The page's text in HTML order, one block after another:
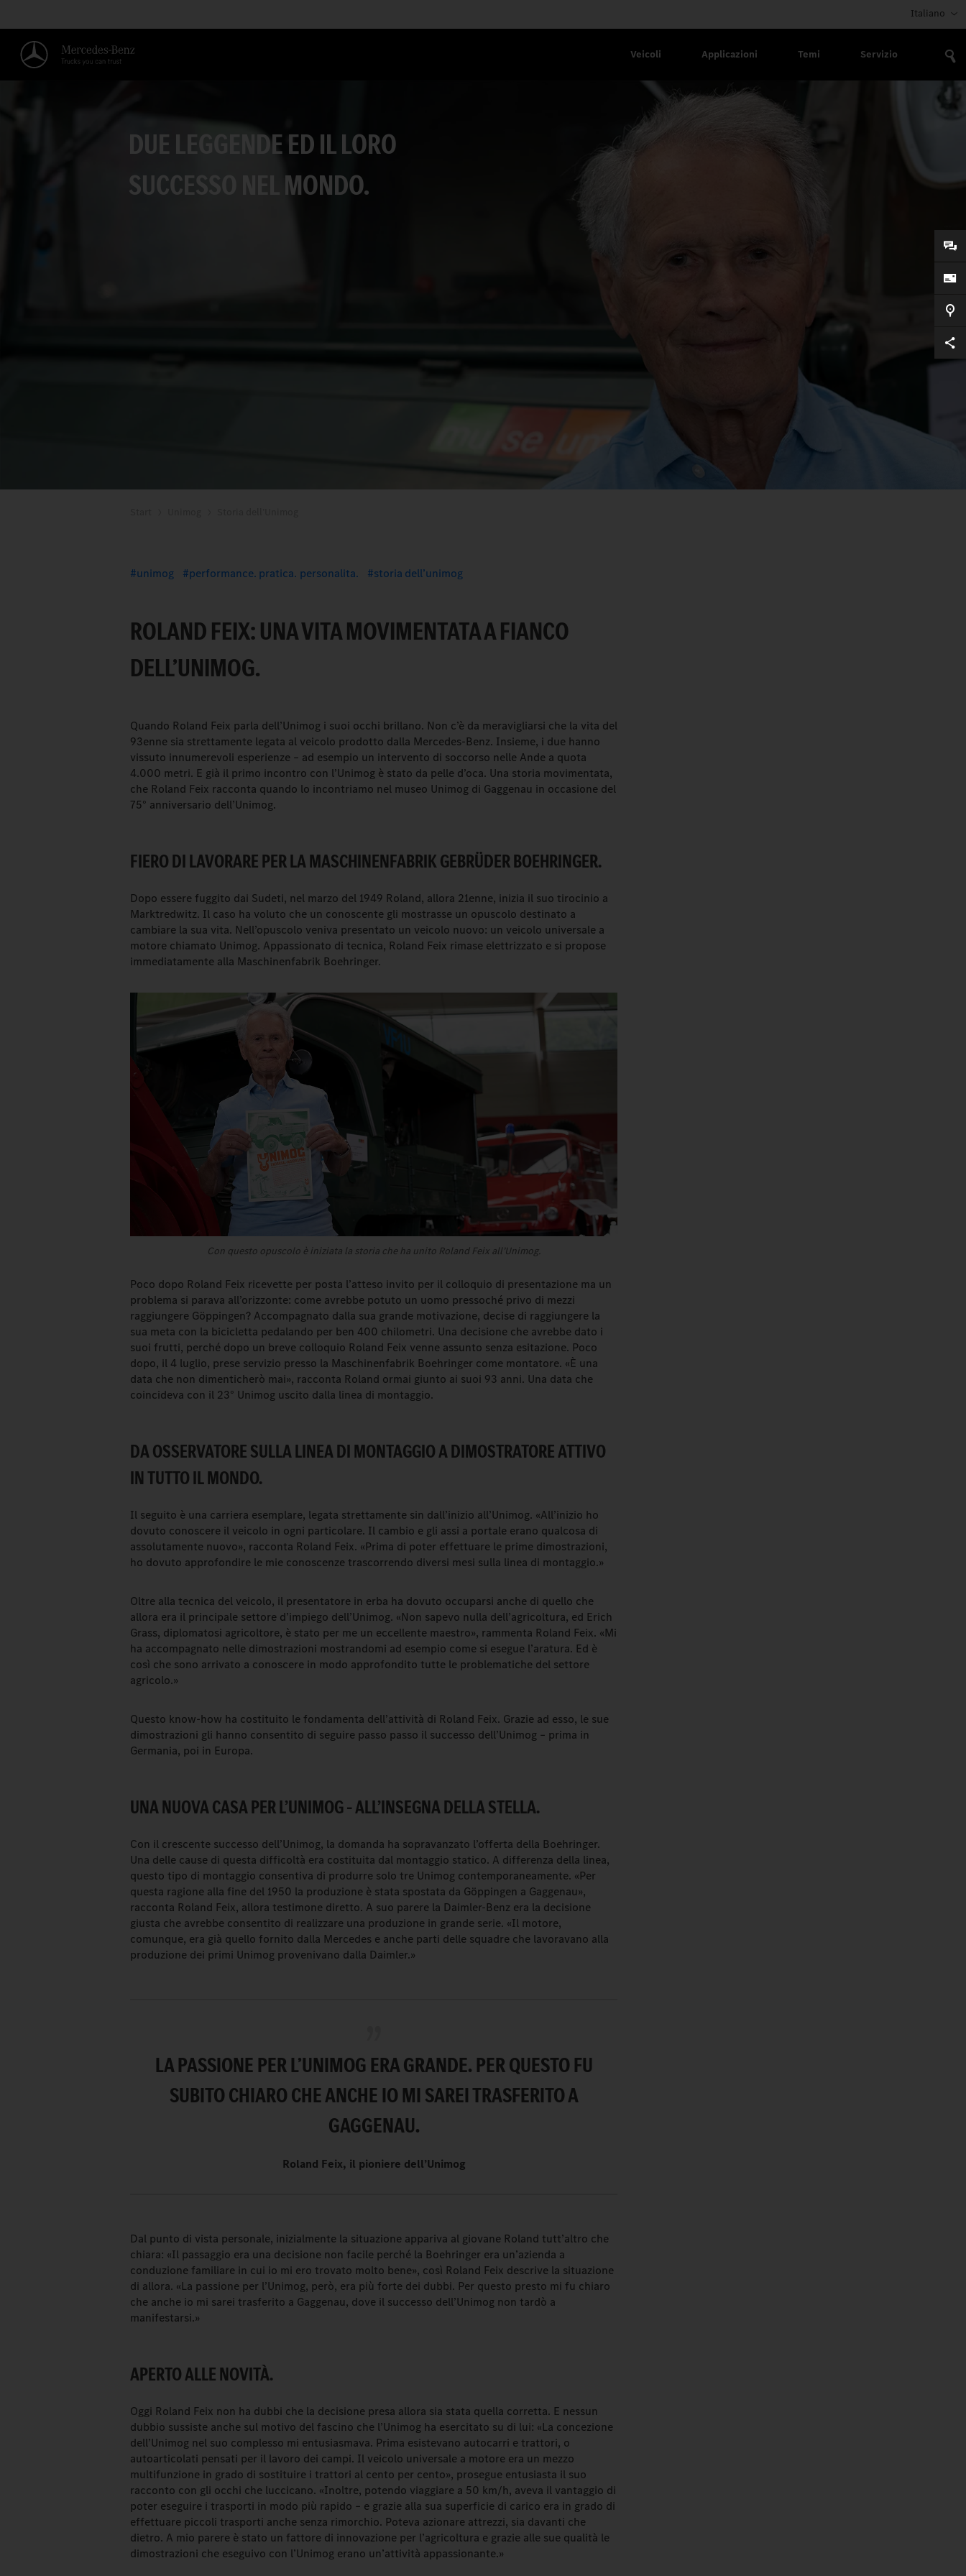
Italiano
Veicoli Applicazioni Temi Servizio
DUE LEGGENDE ED IL LORO
SUCCESSO NEL MONDO.
unimog performance. pratica. personalita. storia dell’unimog
ROLAND FEIX: UNA VITA MOVIMENTATA A FIANCO
DELL’UNIMOG.
Quando Roland Feix parla dell’Unimog i suoi occhi brillano. Non c’è da meravigliarsi che la vita del
93enne sia strettamente legata al veicolo prodotto dalla Mercedes-Benz. Insieme, i due hanno
vissuto innumerevoli esperienze – ad esempio un intervento di soccorso nelle Ande a quota
4.000 metri. E già il primo incontro con l’Unimog è stato da pelle d’oca. Una storia movimentata,
che Roland Feix racconta quando lo incontriamo nel museo Unimog di Gaggenau in occasione del
75° anniversario dell’Unimog.
FIERO DI LAVORARE PER LA MASCHINENFABRIK GEBRÜDER BOEHRINGER.
Dopo essere fuggito dai Sudeti, nel marzo del 1949 Roland, allora 21enne, inizia il suo tirocinio a
Marktredwitz. Il caso ha voluto che un conoscente gli mostrasse un opuscolo destinato a
cambiare la sua vita. Nell’opuscolo veniva presentato un veicolo nuovo: un veicolo universale a
motore chiamato Unimog. Appassionato di tecnica, Roland Feix rimase elettrizzato e si propose
immediatamente alla Maschinenfabrik Boehringer.
Con questo opuscolo è iniziata la storia che ha unito Roland Feix all’Unimog.
Poco dopo Roland Feix ricevette per posta l’atteso invito per il colloquio di presentazione ma un
problema si parava all’orizzonte: come avrebbe potuto un uomo pressoché privo di mezzi
raggiungere Göppingen? Accompagnato dalla sua grande motivazione, decise di raggiungere la
sua meta con la bicicletta pedalando per ben 400 chilometri. Una decisione che avrebbe dato i
suoi frutti, perché dopo un breve colloquio Roland Feix venne assunto senza esitazione. Poco
dopo, il 4 luglio, prese servizio presso la Maschinenfabrik Boehringer come montatore. «È una
data che non dimenticherò mai», racconta Roland ormai giunto ai suoi 93 anni. Una data che
coincideva con il 23° Unimog uscito dalla linea di montaggio.
DA OSSERVATORE SULLA LINEA DI MONTAGGIO A DIMOSTRATORE ATTIVO
IN TUTTO IL MONDO.
Il seguito è una carriera esemplare, legata strettamente sin dall’inizio all’Unimog. «All’inizio ho
dovuto conoscere il veicolo in ogni particolare. Il cambio e gli assi a portale erano qualcosa di
assolutamente nuovo», racconta Roland Feix. «Prima di poter effettuare le prime dimostrazioni,
ho dovuto approfondire le mie conoscenze trascorrendo diversi mesi sulla linea di montaggio.»
Oltre alla tecnica del veicolo, il presentatore in erba ha dovuto occuparsi anche di quello che
allora era il principale settore d’impiego dell’Unimog. «Non sapevo nulla dell’agricoltura, ed Erich
Grass, diplomatosi agricoltore, è stato per me un eccellente maestro», rammenta Roland Feix. «Mi
ha accompagnato nelle dimostrazioni mostrandomi ad esempio come si esegue l’aratura. Ed è
così che sono arrivato a conoscere in modo approfondito tutte le problematiche del settore
agricolo.»
Questo know-how ha costituito le fondamenta dell’attività di Roland Feix. Grazie ad esso, le sue
dimostrazioni gli hanno consentito di seguire passo passo il successo dell’Unimog – prima in
Germania, poi in Europa.
UNA NUOVA CASA PER L’UNIMOG – ALL’INSEGNA DELLA STELLA.
Con il crescente successo dell’Unimog, la domanda ha sopravanzato l’offerta della Boehringer.
Una delle cause di questa difficoltà era costituita dal montaggio statico. A differenza della linea,
questo tipo di montaggio consentiva di produrre solo tre Unimog contemporaneamente. «Per
questa ragione alla fine del 1950 la produzione è stata spostata da Göppingen a Gaggenau»,
racconta Roland Feix, allora testimone diretto. A suo parere la Daimler-Benz era la decisione
giusta che avrebbe consentito di realizzare una produzione in grande serie. «Il motore,
comunque, era già quello fornito dalla Mercedes e anche parti delle squadre che lavoravano alla
produzione dei primi Unimog provenivano dalla Daimler.»
LA PASSIONE PER L’UNIMOG ERA GRANDE. PER QUESTO FU
SUBITO CHIARO CHE ANCHE IO MI SAREI TRASFERITO A
GAGGENAU.
Roland Feix, il pioniere dell’Unimog
Dal punto di vista personale, inizialmente la situazione appariva al giovane Roland tutt’altro che
chiara: «Il passaggio era una decisione non facile perché la Boehringer era un’azienda a
conduzione familiare in cui io mi ero trovato molto bene», così Roland Feix descrive la situazione
di allora. «La passione per l’Unimog, però, era più forte dei dubbi. Per questo presto mi fu chiaro
che anche io mi sarei trasferito a Gaggenau, dove il successo dell’Unimog non tardò a
manifestarsi.»
APERTO ALLE NOVITÀ.
Oggi Roland Feix non ha dubbi che la decisione presa allora sia stata quella corretta. E nessun
dubbio sussiste anche sul motivo del fascino che l’Unimog ha esercitato su di lui: «La concezione
dell’Unimog nel suo complesso mi entusiasmava. Prima esistevano autocarri e trattori, o
autoarticolati pensati per il lavoro dei campi. Il veicolo universale a motore era un mezzo
multifunzione in grado di sostituire i trattori al cento per cento», prosegue entusiasta il suo
racconto con gli occhi che luccicano. «Inoltre, potendo viaggiare a 50 km/h, aveva il vantaggio di
poter eseguire i trasporti in modo più rapido – e grazie alla sua superficie di carico era in grado di
effettuare piccoli trasporti anche senza rimorchio. Poteva azionare attrezzi, sia davanti che
dietro. A mio parere è stato un fattore di innovazione per l’agricoltura e grazie alle sue qualità le
dimostrazioni che eseguivo con l’Unimog erano un’attività appassionante.»